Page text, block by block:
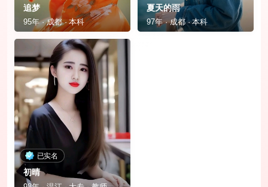
追梦
95年 · 成都 · 本科
夏天的雨
97年 · 成都 · 本科
已实名
初晴